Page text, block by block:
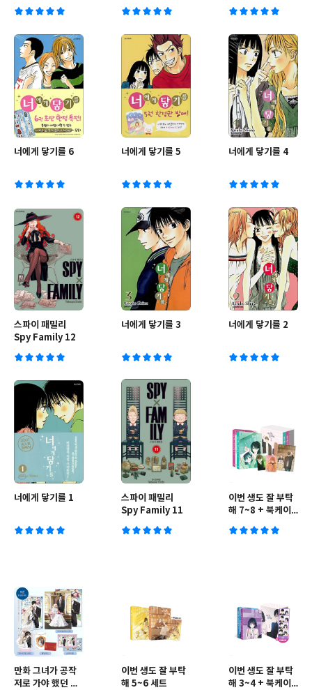
너에게 닿기를 6 너에게 닿기를 5 너에게 닿기를 4
스파이 패밀리
Spy Family 12
너에게 닿기를 3 너에게 닿기를 2
너에게 닿기를 1
스파이 패밀리
Spy Family 11
이번 생도 잘 부탁
해 7~8 + 북케이
만화 그녀가 공작
저로 가야 했던 사
이번 생도 잘 부탁
해 5~6 세트
이번 생도 잘 부탁
해 3~4 + 북케이